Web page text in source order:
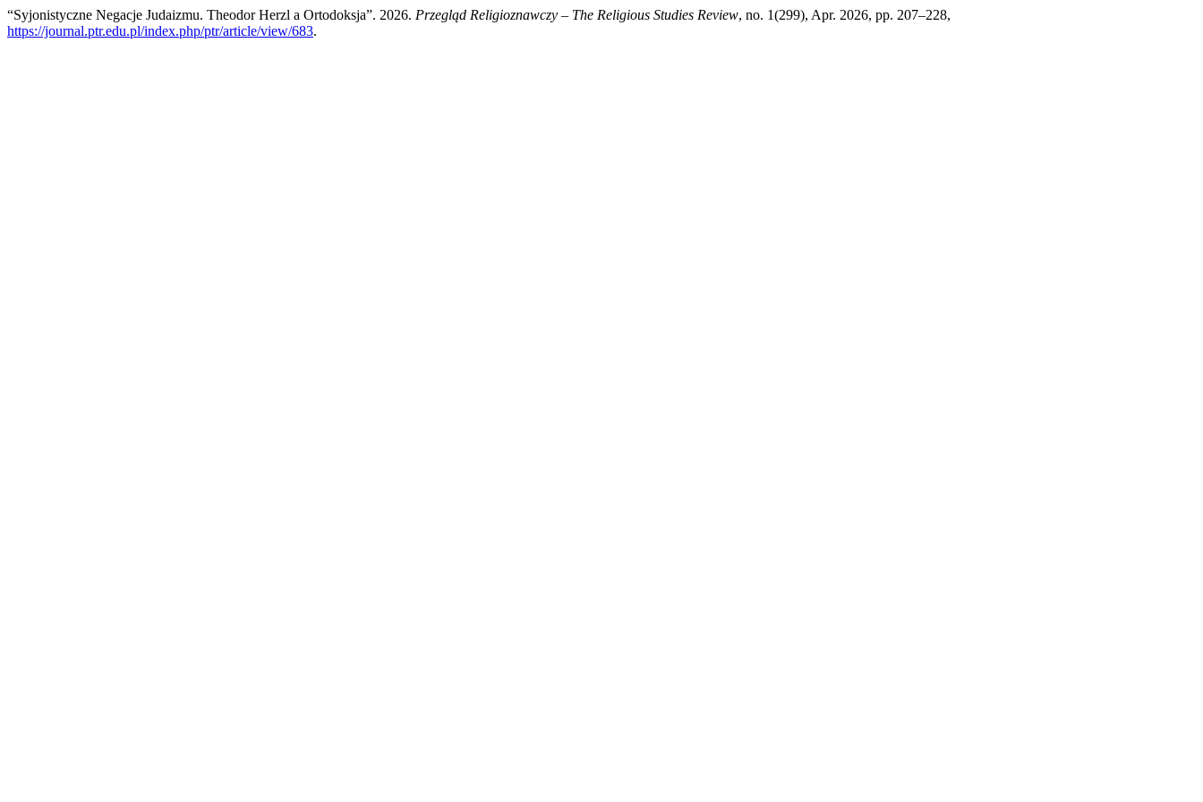
“Syjonistyczne Negacje Judaizmu. Theodor Herzl a Ortodoksja”. 2026. Przegląd Religioznawczy – The Religious Studies Review, no. 1(299), Apr. 2026, pp. 207–228,
https://journal.ptr.edu.pl/index.php/ptr/article/view/683.